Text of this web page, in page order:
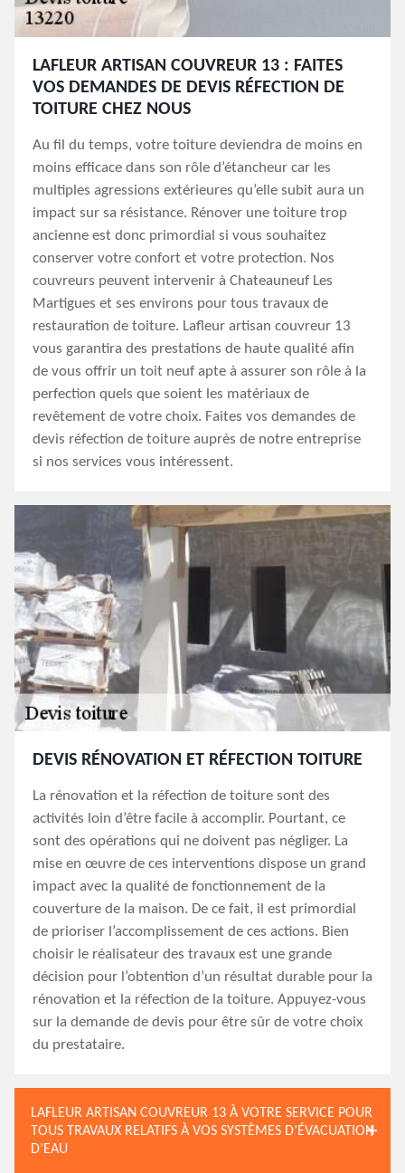
LAFLEUR ARTISAN COUVREUR 13 : FAITES
VOS DEMANDES DE DEVIS RÉFECTION DE
TOITURE CHEZ NOUS
Au fil du temps, votre toiture deviendra de moins en
moins efficace dans son rôle d’étancheur car les
multiples agressions extérieures qu’elle subit aura un
impact sur sa résistance. Rénover une toiture trop
ancienne est donc primordial si vous souhaitez
conserver votre confort et votre protection. Nos
couvreurs peuvent intervenir à Chateauneuf Les
Martigues et ses environs pour tous travaux de
restauration de toiture. Lafleur artisan couvreur 13
vous garantira des prestations de haute qualité afin
de vous offrir un toit neuf apte à assurer son rôle à la
perfection quels que soient les matériaux de
revêtement de votre choix. Faites vos demandes de
devis réfection de toiture auprès de notre entreprise
si nos services vous intéressent.
DEVIS RÉNOVATION ET RÉFECTION TOITURE
La rénovation et la réfection de toiture sont des
activités loin d’être facile à accomplir. Pourtant, ce
sont des opérations qui ne doivent pas négliger. La
mise en œuvre de ces interventions dispose un grand
impact avec la qualité de fonctionnement de la
couverture de la maison. De ce fait, il est primordial
de prioriser l’accomplissement de ces actions. Bien
choisir le réalisateur des travaux est une grande
décision pour l’obtention d’un résultat durable pour la
rénovation et la réfection de la toiture. Appuyez-vous
sur la demande de devis pour être sûr de votre choix
du prestataire.
LAFLEUR ARTISAN COUVREUR 13 À VOTRE SERVICE POUR
TOUS TRAVAUX RELATIFS À VOS SYSTÈMES D’ÉVACUATION
D’EAU